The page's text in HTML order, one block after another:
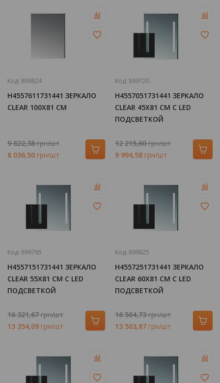
Код: 899824
H4557611731441 ЗЕРКАЛО
CLEAR 100Х81 СМ
9 822,38грн/шт
8 036,50 грн/шт
Код: 899720
H4557051731441 ЗЕРКАЛО
CLEAR 45Х81 СМ С LED
ПОДСВЕТКОЙ
12 215,60грн/шт
9 994,58 грн/шт
Код: 899765
H4557151731441 ЗЕРКАЛО
CLEAR 55Х81 СМ С LED
ПОДСВЕТКОЙ
16 321,67грн/шт
13 354,09 грн/шт
Код: 899825
H4557251731441 ЗЕРКАЛО
CLEAR 60Х81 СМ С LED
ПОДСВЕТКОЙ
16 504,73грн/шт
13 503,87 грн/шт